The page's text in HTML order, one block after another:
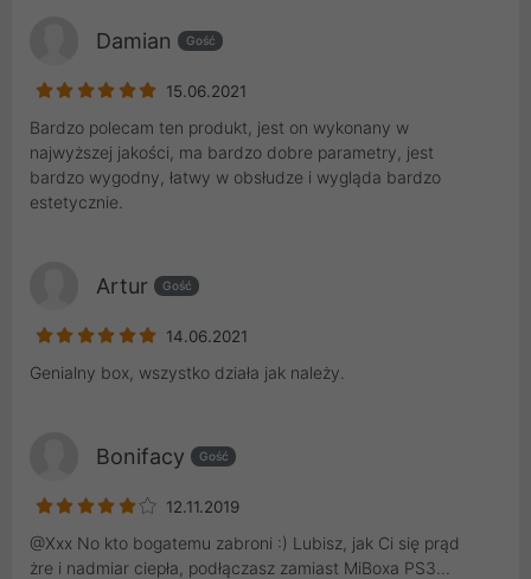
Damian Gość
15.06.2021
Bardzo polecam ten produkt, jest on wykonany w
najwyższej jakości, ma bardzo dobre parametry, jest
bardzo wygodny, łatwy w obsłudze i wygląda bardzo
estetycznie.
Artur Gość
14.06.2021
Genialny box, wszystko działa jak należy.
Bonifacy Gość
12.11.2019
@Xxx No kto bogatemu zabroni :) Lubisz, jak Ci się prąd
żre i nadmiar ciepła, podłączasz zamiast MiBoxa PS3...